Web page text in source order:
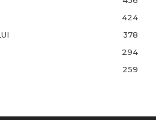
424
378
294
259